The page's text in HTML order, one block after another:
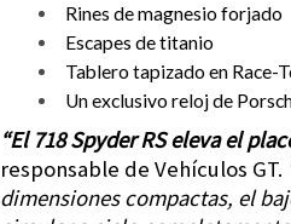
Rines de magnesio forjado
Escapes de titanio
Tablero tapizado en Race-
Un exclusivo reloj de
“El 718 Spyder RS eleva el
responsable de Vehículos GT.
dimensiones compactas, el